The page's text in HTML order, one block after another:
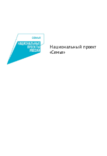
Национальный проект
«Семья»